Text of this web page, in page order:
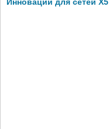
Инновации для сетей X5